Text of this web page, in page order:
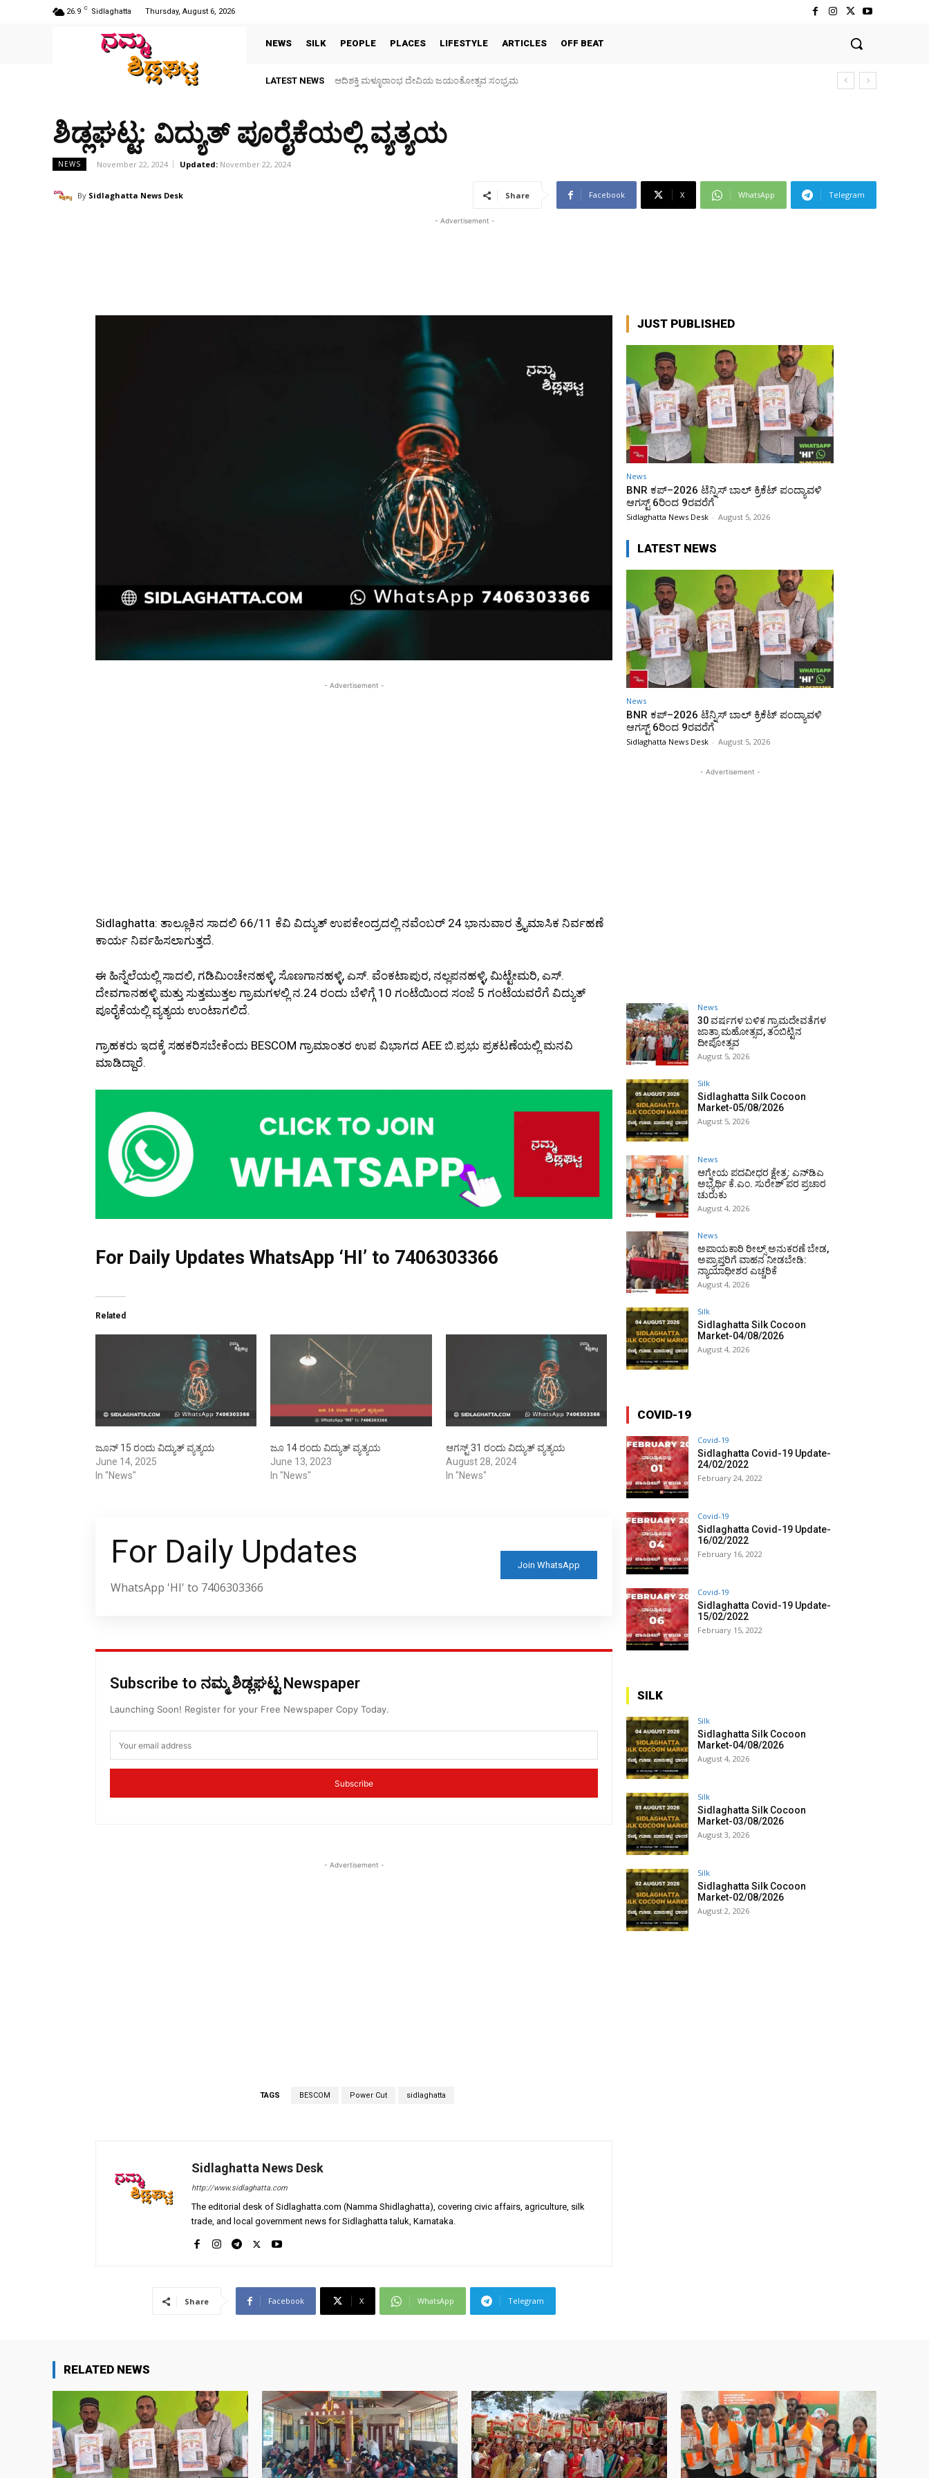
26.9 C Sidlaghatta Thursday, August 6, 2026
NEWS SILK PEOPLE PLACES LIFESTYLE ARTICLES OFF BEAT
LATEST NEWS 30 ವರ್ಷಗಳ ಬಳಿಕ ಗ್ರಾಮದೇವತೆಗಳ ಜಾತ್ರಾ ಮಹೋತ್ಸವ, ತಂಬಿಟ್ಟಿನ ದೀಪೋತ್ಸವ
ಶಿಡ್ಲಘಟ್ಟ: ವಿದ್ಯುತ್ ಪೂರೈಕೆಯಲ್ಲಿ ವ್ಯತ್ಯಯ
NEWS November 22, 2024 Updated: November 22, 2024
By Sidlaghatta News Desk Share Facebook X WhatsApp Telegram
- Advertisement -
- Advertisement -
Sidlaghatta: ತಾಲ್ಲೂಕಿನ ಸಾದಲಿ 66/11 ಕೆವಿ ವಿದ್ಯುತ್ ಉಪಕೇಂದ್ರದಲ್ಲಿ ನವೆಂಬರ್ 24 ಭಾನುವಾರ ತ್ರೈಮಾಸಿಕ ನಿರ್ವಹಣೆ
ಕಾರ್ಯ ನಿರ್ವಹಿಸಲಾಗುತ್ತದೆ.
ಈ ಹಿನ್ನೆಲೆಯಲ್ಲಿ ಸಾದಲಿ, ಗಡಿಮಿಂಚೇನಹಳ್ಳಿ, ಸೊಣಗಾನಹಳ್ಳಿ, ಎಸ್. ವೆಂಕಟಾಪುರ, ನಲ್ಲಪನಹಳ್ಳಿ, ಮಿಟ್ಟೇಮರಿ, ಎಸ್.
ದೇವಗಾನಹಳ್ಳಿ ಮತ್ತು ಸುತ್ತಮುತ್ತಲ ಗ್ರಾಮಗಳಲ್ಲಿ ನ.24 ರಂದು ಬೆಳಿಗ್ಗೆ 10 ಗಂಟೆಯಿಂದ ಸಂಜೆ 5 ಗಂಟೆಯವರೆಗೆ ವಿದ್ಯುತ್
ಪೂರೈಕೆಯಲ್ಲಿ ವ್ಯತ್ಯಯ ಉಂಟಾಗಲಿದೆ.
ಗ್ರಾಹಕರು ಇದಕ್ಕೆ ಸಹಕರಿಸಬೇಕೆಂದು BESCOM ಗ್ರಾಮಾಂತರ ಉಪ ವಿಭಾಗದ AEE ಬಿ.ಪ್ರಭು ಪ್ರಕಟಣೆಯಲ್ಲಿ ಮನವಿ
ಮಾಡಿದ್ದಾರೆ.
For Daily Updates WhatsApp ‘HI’ to 7406303366
Related
ಜೂನ್ 15 ರಂದು ವಿದ್ಯುತ್ ವ್ಯತ್ಯಯ
June 14, 2025
In "News"
ಜೂ 14 ರಂದು ವಿದ್ಯುತ್ ವ್ಯತ್ಯಯ
June 13, 2023
In "News"
ಆಗಸ್ಟ್ 31 ರಂದು ವಿದ್ಯುತ್ ವ್ಯತ್ಯಯ
August 28, 2024
In "News"
For Daily Updates
WhatsApp 'HI' to 7406303366
Join WhatsApp
Subscribe to ನಮ್ಮ ಶಿಡ್ಲಘಟ್ಟ Newspaper
Launching Soon! Register for your Free Newspaper Copy Today.
Subscribe
- Advertisement -
TAGS BESCOM Power Cut sidlaghatta
Sidlaghatta News Desk
http://www.sidlaghatta.com
The editorial desk of Sidlaghatta.com (Namma Shidlaghatta), covering civic affairs, agriculture, silk
trade, and local government news for Sidlaghatta taluk, Karnataka.
Share Facebook X WhatsApp Telegram
JUST PUBLISHED
News
BNR ಕಪ್–2026 ಟೆನ್ನಿಸ್ ಬಾಲ್ ಕ್ರಿಕೆಟ್ ಪಂದ್ಯಾವಳಿ
ಆಗಸ್ಟ್ 6ರಿಂದ 9ರವರೆಗೆ
Sidlaghatta News Desk - August 5, 2026
LATEST NEWS
News
BNR ಕಪ್–2026 ಟೆನ್ನಿಸ್ ಬಾಲ್ ಕ್ರಿಕೆಟ್ ಪಂದ್ಯಾವಳಿ
ಆಗಸ್ಟ್ 6ರಿಂದ 9ರವರೆಗೆ
Sidlaghatta News Desk - August 5, 2026
- Advertisement -
News
30 ವರ್ಷಗಳ ಬಳಿಕ ಗ್ರಾಮದೇವತೆಗಳ
ಜಾತ್ರಾ ಮಹೋತ್ಸವ, ತಂಬಿಟ್ಟಿನ
ದೀಪೋತ್ಸವ
August 5, 2026
Silk
Sidlaghatta Silk Cocoon
Market-05/08/2026
August 5, 2026
News
ಆಗ್ನೇಯ ಪದವೀಧರ ಕ್ಷೇತ್ರ: ಎನ್‌ಡಿಎ
ಅಭ್ಯರ್ಥಿ ಕೆ.ಎಂ. ಸುರೇಶ್ ಪರ ಪ್ರಚಾರ
ಚುರುಕು
August 4, 2026
News
ಅಪಾಯಕಾರಿ ರೀಲ್ಸ್ ಅನುಕರಣೆ ಬೇಡ,
ಅಪ್ರಾಪ್ತರಿಗೆ ವಾಹನ ನೀಡಬೇಡಿ:
ನ್ಯಾಯಾಧೀಶರ ಎಚ್ಚರಿಕೆ
August 4, 2026
Silk
Sidlaghatta Silk Cocoon
Market-04/08/2026
August 4, 2026
COVID-19
Covid-19
Sidlaghatta Covid-19 Update-
24/02/2022
February 24, 2022
Covid-19
Sidlaghatta Covid-19 Update-
16/02/2022
February 16, 2022
Covid-19
Sidlaghatta Covid-19 Update-
15/02/2022
February 15, 2022
SILK
Silk
Sidlaghatta Silk Cocoon
Market-04/08/2026
August 4, 2026
Silk
Sidlaghatta Silk Cocoon
Market-03/08/2026
August 3, 2026
Silk
Sidlaghatta Silk Cocoon
Market-02/08/2026
August 2, 2026
RELATED NEWS